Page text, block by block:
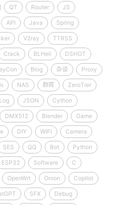
QT Router JS
API Java Spring
V2ray TTRSS
Crack BLHeli DSHOT
Blog 杂谈 Proxy
NAS 群晖 ZeroTier
Log JSON Cython
DMX512 Blender Game
DIY WIFI Camera
SES QQ Bot Python
ESP32 Software C
OpenWrt Onion Copilot
SFX Debug